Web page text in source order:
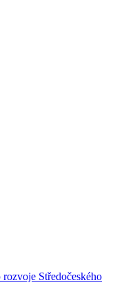
Středočeského